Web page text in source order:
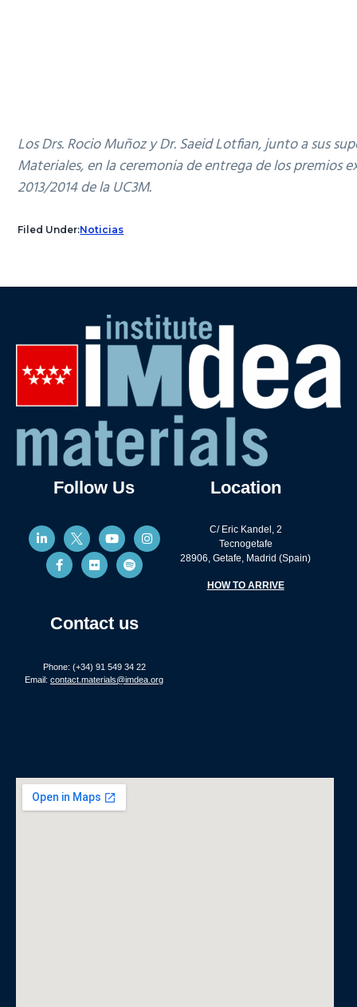
Los Drs. Rocio Muñoz y Dr. Saeid Lotfian, junto a sus
Materiales, en la ceremonia de entrega de los premios
2013/2014 de la UC3M.
Filed Under:Noticias
Follow Us
Contact us
Phone: (+34) 91 549 34 22
Email: contact.materials@imdea.org
Location
C/ Eric Kandel, 2
Tecnogetafe
28906, Getafe, Madrid (Spain)
HOW TO ARRIVE